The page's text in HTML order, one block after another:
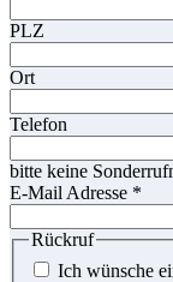
PLZ
Ort
Telefon
bitte keine
E-Mail Adresse *
Rückruf
Ich wünsche